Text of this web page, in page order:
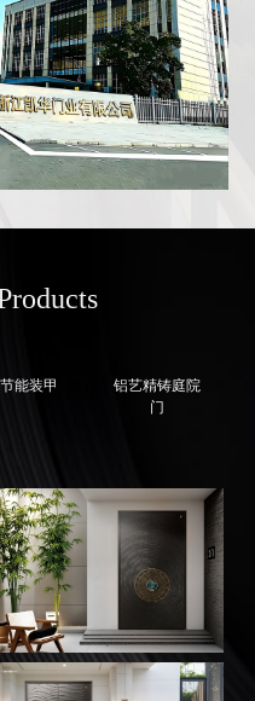
能装甲
铝艺精铸庭院
门